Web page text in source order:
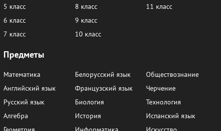
5 класс
6 класс
7 класс
8 класс
9 класс
10 класс
11 класс
Предметы
Математика
Английский язык
Русский язык
Алгебра
Белорусский язык
Французский язык
Биология
История
Обществознание
Черчение
Технология
Испанский язык